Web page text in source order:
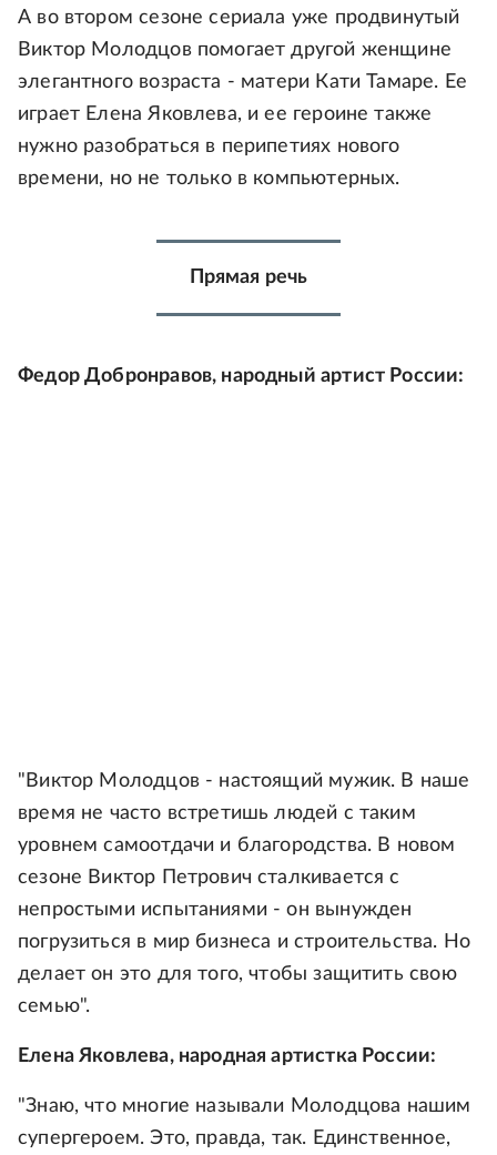
А во втором сезоне сериала уже продвинутый
Виктор Молодцов помогает другой женщине
элегантного возраста - матери Кати Тамаре. Ее
играет Елена Яковлева, и ее героине также
нужно разобраться в перипетиях нового
времени, но не только в компьютерных.
Прямая речь
Федор Добронравов, народный артист России:
"Виктор Молодцов - настоящий мужик. В наше
время не часто встретишь людей с таким
уровнем самоотдачи и благородства. В новом
сезоне Виктор Петрович сталкивается с
непростыми испытаниями - он вынужден
погрузиться в мир бизнеса и строительства. Но
делает он это для того, чтобы защитить свою
семью".
Елена Яковлева, народная артистка России:
"Знаю, что многие называли Молодцова нашим
супергероем. Это, правда, так. Единственное,